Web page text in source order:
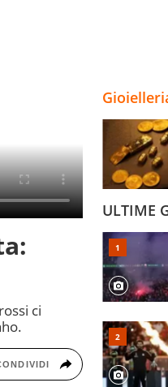
ci
ULTIME